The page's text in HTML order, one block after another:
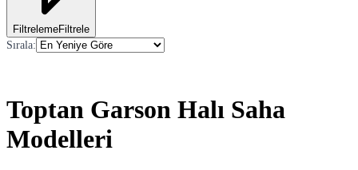
FiltrelemeFiltrele
Sırala:
Toptan Garson Halı Saha
Modelleri